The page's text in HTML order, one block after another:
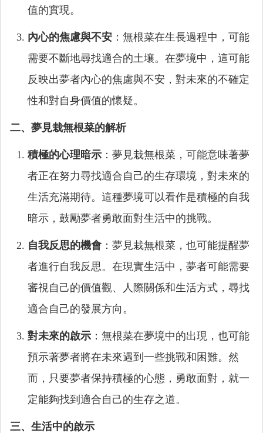
值的實現。
內心的焦慮與不安 ：無根菜在生長過程中，可能
需要不斷地尋找適合的土壤。在夢境中，這可能
反映出夢者內心的焦慮與不安，對未來的不確定
性和對自身價值的懷疑。
二、夢見栽無根菜的解析
積極的心理暗示 ：夢見栽無根菜，可能意味著夢
者正在努力尋找適合自己的生存環境，對未來的
生活充滿期待。這種夢境可以看作是積極的自我
暗示，鼓勵夢者勇敢面對生活中的挑戰。
自我反思的機會 ：夢見栽無根菜，也可能提醒夢
者進行自我反思。在現實生活中，夢者可能需要
審視自己的價值觀、人際關係和生活方式，尋找
適合自己的發展方向。
對未來的啟示 ：無根菜在夢境中的出現，也可能
預示著夢者將在未來遇到一些挑戰和困難。然
而，只要夢者保持積極的心態，勇敢面對，就一
定能夠找到適合自己的生存之道。
三、生活中的啟示